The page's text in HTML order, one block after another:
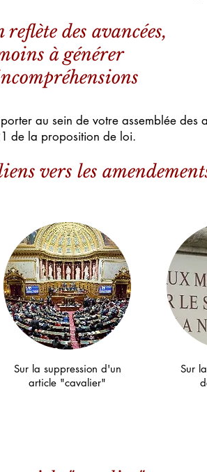
des avancées,
à générer
au sein de votre assemblée des
de la proposition de loi.
vers les
Sur la suppression d'un
article "cavalier"
Sur